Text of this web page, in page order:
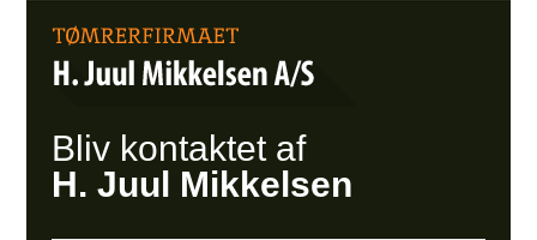
Bliv kontaktet af
H. Juul Mikkelsen